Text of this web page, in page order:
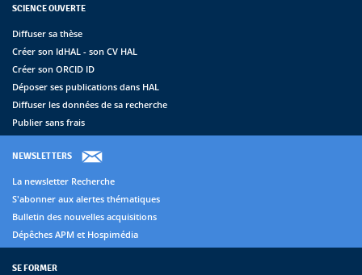
SCIENCE OUVERTE
Diffuser sa thèse
Créer son IdHAL - son CV HAL
Créer son ORCID ID
Déposer ses publications dans HAL
Diffuser les données de sa recherche
Publier sans frais
NEWSLETTERS
La newsletter Recherche
S'abonner aux alertes thématiques
Bulletin des nouvelles acquisitions
Dépêches APM et Hospimédia
SE FORMER